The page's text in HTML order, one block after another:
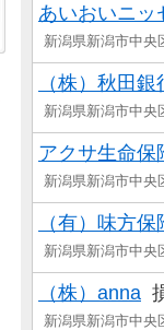
あいおいニッ
新潟県新潟市中
（株）秋田
新潟県新潟市中
アクサ生命保
新潟県新潟市中
（有）味方
新潟県新潟市中
（株）anna
新潟県新潟市中